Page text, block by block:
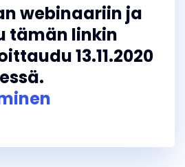
webinaariin ja
tämän linkin
13.11.2020